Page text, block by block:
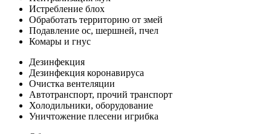
Истребление блох
Обработать территорию от змей
Подавление ос, шершней, пчел
Комары и гнус
Дезинфекция
Дезинфекция коронавируса
Очистка вентеляции
Автотранспорт, прочий транспорт
Холодильники, оборудование
Уничтожение плесени игрибка